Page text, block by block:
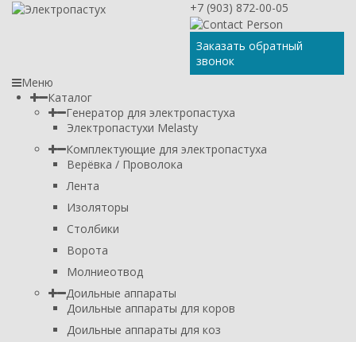
+7 (903) 872-00-05
Заказать обратный
звонок
Меню
Каталог
Генератор для электропастуха
Электропастухи Melasty
Комплектующие для электропастуха
Верёвка / Проволока
Лента
Изоляторы
Столбики
Ворота
Молниеотвод
Доильные аппараты
Доильные аппараты для коров
Доильные аппараты для коз